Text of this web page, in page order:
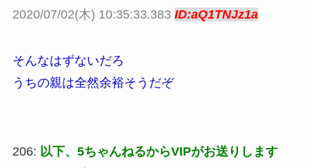
2020/07/02(木) 10:35:33.383 ID:aQ1TNJz1a
そんなはずないだろ
うちの親は全然余裕そうだぞ
206: 以下、5ちゃんねるからVIPがお送りします